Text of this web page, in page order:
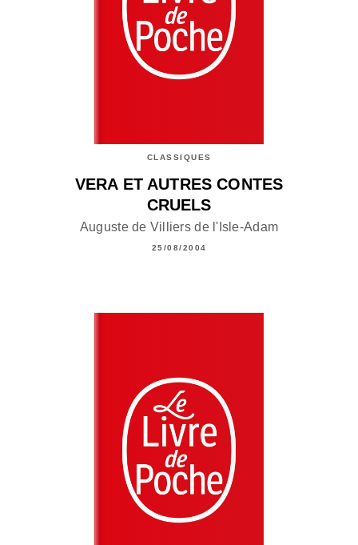
CLASSIQUES
VERA ET AUTRES CONTES
CRUELS
Auguste de Villiers de l'Isle-Adam
25/08/2004